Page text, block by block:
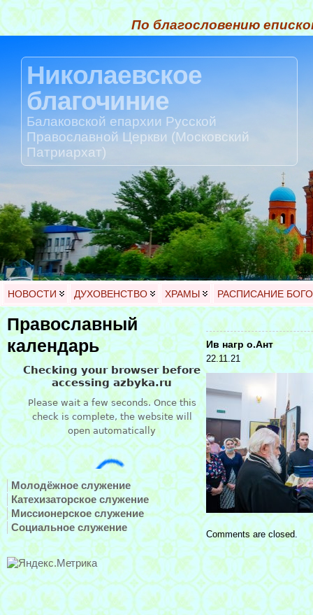
По благословению
Николаевское
благочиние
Балаковской епархии Русской
Православной Церкви (Московский
Патриархат)
НОВОСТИ ДУХОВЕНСТВО ХРАМЫ РАСПИСАНИЕ
Православный
календарь
Молодёжное служение
Катехизаторское служение
Миссионерское служение
Социальное служение
Ив нагр о.Ант
22.11.21
Comments are closed.